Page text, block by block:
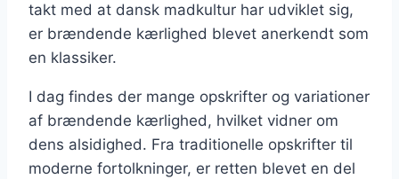
takt med at dansk madkultur har udviklet sig,
er brændende kærlighed blevet anerkendt som
en klassiker.
I dag findes der mange opskrifter og variationer
af brændende kærlighed, hvilket vidner om
dens alsidighed. Fra traditionelle opskrifter til
moderne fortolkninger, er retten blevet en del